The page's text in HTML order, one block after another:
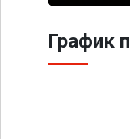
График